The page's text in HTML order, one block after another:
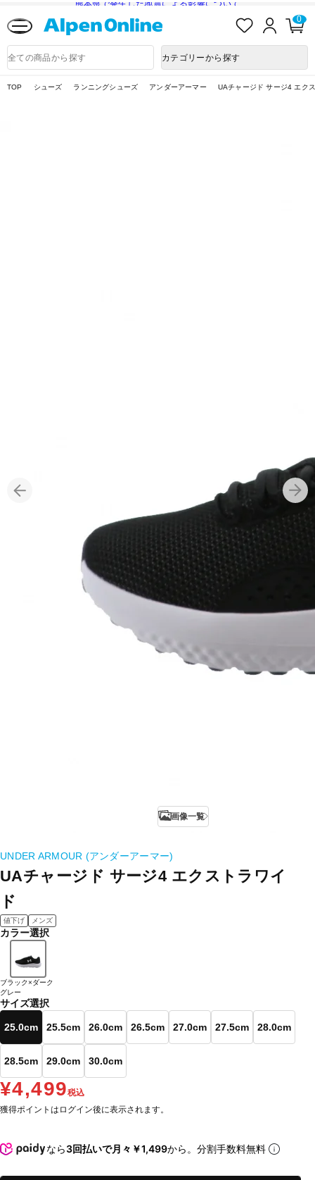
熊本県で発生した地震による影響について
入
ロ
ン
0
品
検
カテゴリーから探す
TOP シューズ ランニングシューズ アンダーアーマー UAチャージド サージ4 エク
画像一覧
UNDER ARMOUR (アンダーアーマー)
UAチャージド サージ4 エクストラワイ
ド
値下げ メンズ
カラー選択
ブラック×ダーク
グレー
サイズ選択
25.0cm 25.5cm 26.0cm 26.5cm 27.0cm 27.5cm 28.0cm
28.5cm 29.0cm 30.0cm
¥4,499税込
獲得ポイントはログイン後に表示されます。
なら3回払いで月々￥1,499から。分割手数料無料